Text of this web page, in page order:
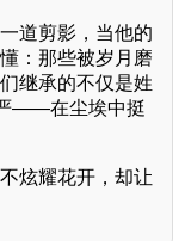
道剪影，当他的
：那些被岁月磨
继承的不仅是姓
严——在尘埃中挺
炫耀花开，却让